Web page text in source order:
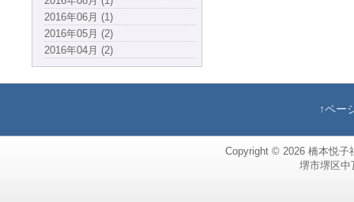
2016年06月 (1)
2016年05月 (2)
2016年04月 (2)
↑ペー
Copyright © 2026 橋本悦子
堺市堺区